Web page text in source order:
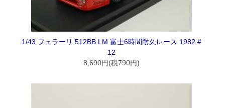
1/43 フェラーリ 512BB LM 富士6時間耐久レース 1982 #
12
8,690円(税790円)